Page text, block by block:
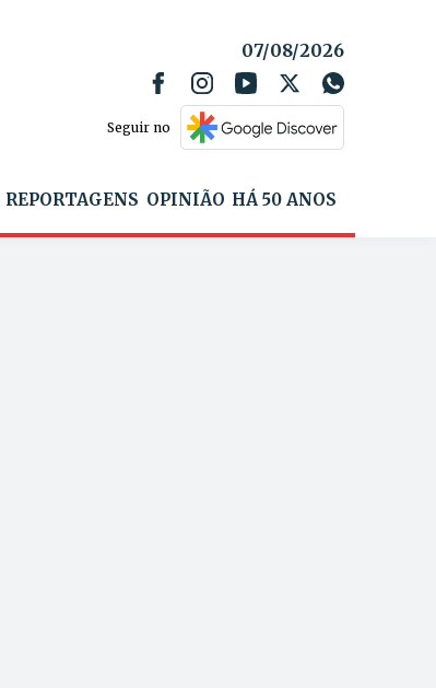
07/08/2026
Seguir no
REPORTAGENS OPINIÃO HÁ 50 ANOS